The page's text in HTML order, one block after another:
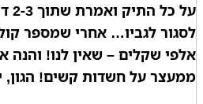
לסגור לגביו… אחרי שמספר
אלפי שקלים – שאין לנו! והנה
ממעצר על חשדות קשים! הגון,